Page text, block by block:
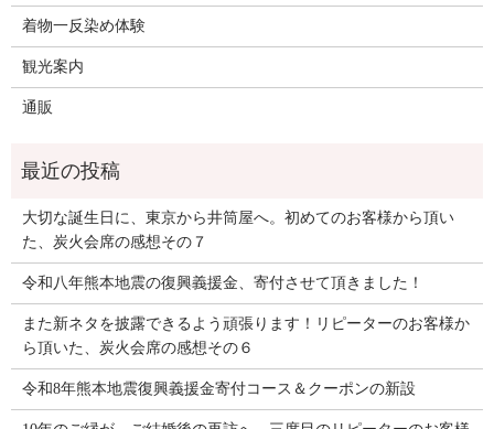
着物一反染め体験
観光案内
通販
大切な誕生日に、東京から井筒屋へ。初めてのお客様から頂い
た、炭火会席の感想その７
令和八年熊本地震の復興義援金、寄付させて頂きました！
また新ネタを披露できるよう頑張ります！リピーターのお客様か
ら頂いた、炭火会席の感想その６
令和8年熊本地震復興義援金寄付コース＆クーポンの新設